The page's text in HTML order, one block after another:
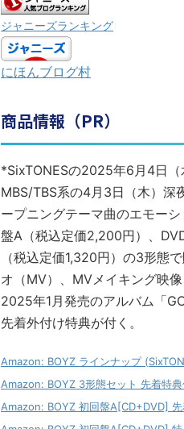
ジャニーズランキング
にほんブログ村
商品情報（PR）
*SixTONESの2025年6月4日（
MBS/TBS系の4月3日（木）深
ープニングテーマ曲のエモー
盤A（税込定価2,200円）、
（税込定価1,320円）の3形態
オ（MV）、MVメイキング映
2025年1月発売のアルバム「
先着外付け特典が付く。
Amazon: BOYZ ラインナップ
Amazon: BOYZ 3形態セット 先着特
Amazon: BOYZ 初回盤A[CD+DVD]